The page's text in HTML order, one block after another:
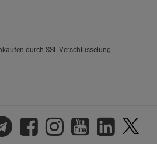
durch SSL-Verschlüsselung